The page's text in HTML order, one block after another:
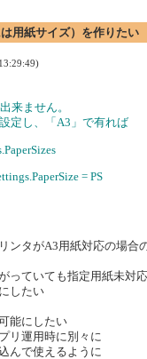
用紙サイズ）を作りたい
来ません。
定し、「A3」で有れば
= PS
ンタがA3用紙対応の場合
っていても指定用紙未対
したい
能にしたい
リ運用時に別々に
んで使えるように